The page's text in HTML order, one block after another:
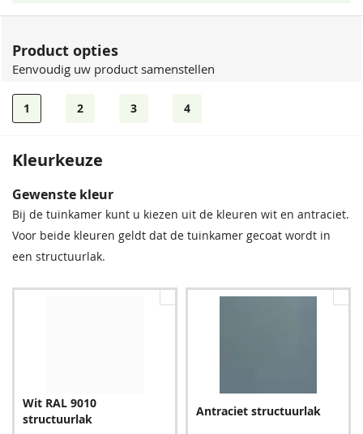
Product opties
Eenvoudig uw product samenstellen
1 2 3 4
Kleurkeuze
Standaard wordt uw veranda met een vlakke afwerking
geleverd. Tegen meerprijs kunt u kiezen voor een ronde of
een klassieke gootsierlijst.
76,00
Klassieke gootkap
Gewenste kleur
Bij de tuinkamer kunt u kiezen uit de kleuren wit en antraciet.
Voor beide kleuren geldt dat de tuinkamer gecoat wordt in
een structuurlak.
Wit RAL 9010
structuurlak
Antraciet structuurlak